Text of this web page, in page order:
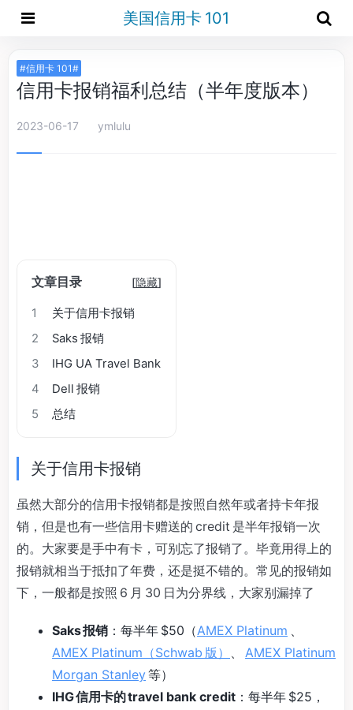
美国信用卡 101
#信用卡 101#
信用卡报销福利总结（半年度版本）
2023-06-17 ymlulu
文章目录 [隐藏]
1
关于信用卡报销
2
Saks 报销
3
IHG UA Travel Bank
4
Dell 报销
5
总结
关于信用卡报销
虽然大部分的信用卡报销都是按照自然年或者持卡年报
销，但是也有一些信用卡赠送的 credit 是半年报销一次
的。大家要是手中有卡，可别忘了报销了。毕竟用得上的
报销就相当于抵扣了年费，还是挺不错的。常见的报销如
下，一般都是按照 6 月 30 日为分界线，大家别漏掉了
Saks 报销 ：每半年 $50（AMEX Platinum 、
AMEX Platinum（Schwab 版） 、 AMEX Platinum
Morgan Stanley等）
IHG 信用卡的 travel bank credit ：每半年 $25，